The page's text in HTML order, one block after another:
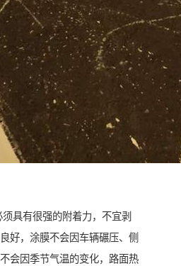
具有很强的附着力，不宜剥
好，涂膜不会因车辆碾压、侧
会因季节气温的变化，路面热